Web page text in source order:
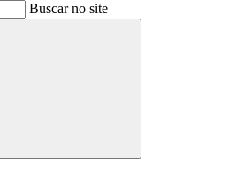
Buscar no site
Buscar